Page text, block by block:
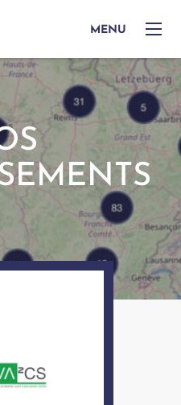
MENU